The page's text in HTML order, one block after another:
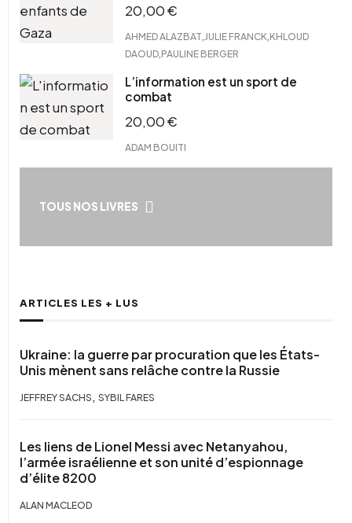
20,00€
AHMED ALAZBAT JULIE FRANCK KHLOUD
DAOUD PAULINE BERGER
L’information est un sport de
combat
20,00€
ADAM BOUITI
TOUS NOS LIVRES
ARTICLES LES + LUS
Ukraine: la guerre par procuration que les États-
Unis mènent sans relâche contre la Russie
JEFFREY SACHS , SYBIL FARES
Les liens de Lionel Messi avec Netanyahou,
l’armée israélienne et son unité d’espionnage
d’élite 8200
ALAN MACLEOD